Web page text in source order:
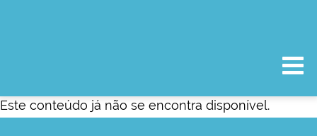
Este conteúdo já não se encontra disponível.